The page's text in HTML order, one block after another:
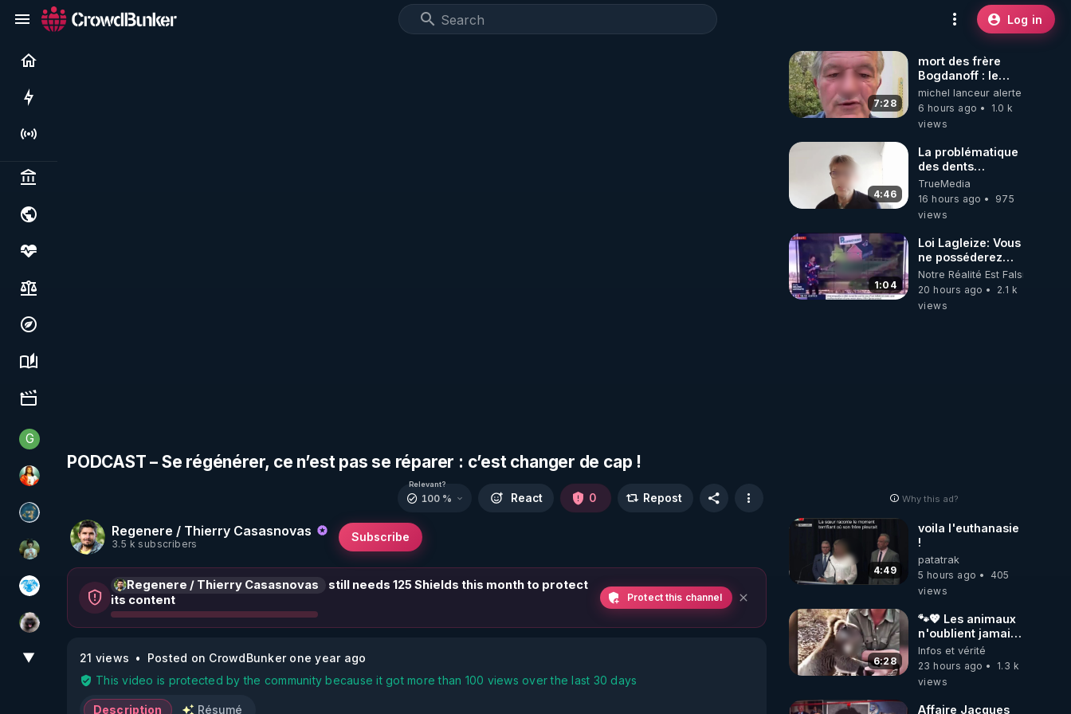
Log in
Politics & institutions
Society, justice & freedoms
Economy, environment & technology
Science, history & spirituality
Culture, media & entertainment
G Generousbear
L'autre son de cloche
Réinformation sur le monde
Sonmi-877
A.D.N.M
Priscane
▼
PODCAST – Se régénérer, ce n’est pas se réparer : c’est changer de cap !
Regenere / Thierry Casasnovas
3.5 k subscribers
Subscribe
Relevant?
100 % React 0 Repost
Regenere / Thierry Casasnovas
still needs 125 Shields this month to protect
its content
Protect this channel
21 views
Posted on CrowdBunker one year ago
This video is protected by the community because it got more than 100 views over the last 30 days
Description Résumé
7:28
mort des frère
Bogdanoff : le
mensonge d état
michel lanceur alerte
6 hours ago
1.0 k
views
4:46
La problématique
des dents
dévitalisées et
des implants
TrueMedia
16 hours ago
975
views
1:04
Loi Lagleize: Vous
ne posséderez
plus rien et vous
serez heureux !
Notre Réalité Est Falsifiée Et
20 hours ago
2.1 k
views
Why this ad?
4:49
voila l'euthanasie
!
patatrak
5 hours ago
405
views
6:28
🐾💖 Les animaux
n'oublient jamais
ceux qu'ils
aiment… 🥹❤️
Infos et vérité
23 hours ago
1.3 k
views
Affaire Jacques